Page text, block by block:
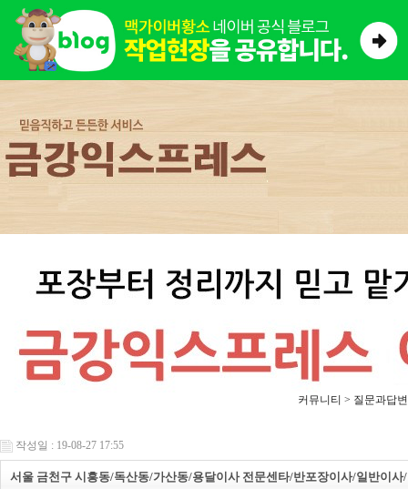
커뮤니티 > 질문과답변
작성일 : 19-08-27 17:55
서울 금천구 시흥동/독산동/가산동/용달이사 전문센타/반포장이사/일반이